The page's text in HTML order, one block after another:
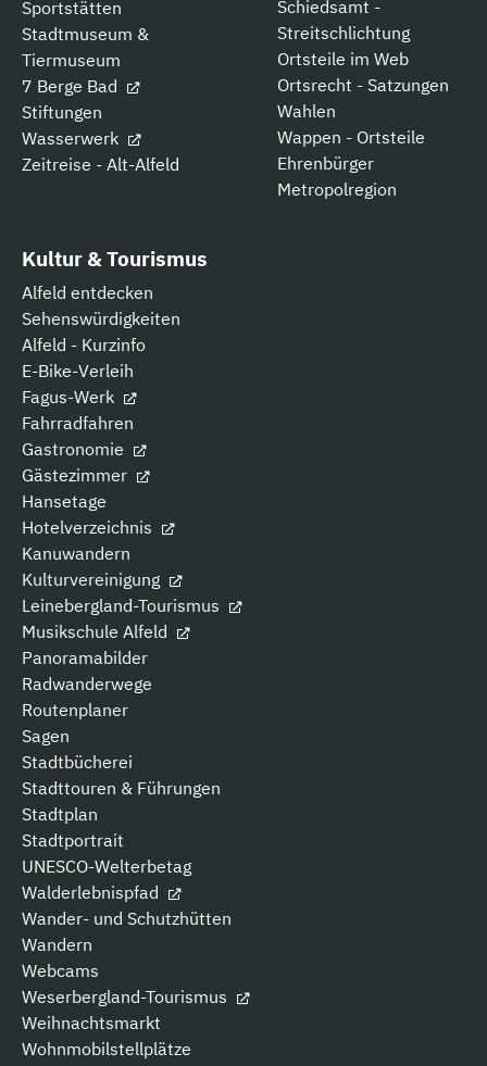
Sportstätten
Stadtmuseum &
Tiermuseum
7 Berge Bad
Stiftungen
Wasserwerk
Zeitreise - Alt-Alfeld
Schiedsamt -
Streitschlichtung
Ortsteile im Web
Ortsrecht - Satzungen
Wahlen
Wappen - Ortsteile
Ehrenbürger
Metropolregion
Kultur & Tourismus
Alfeld entdecken
Sehenswürdigkeiten
Alfeld - Kurzinfo
E-Bike-Verleih
Fagus-Werk
Fahrradfahren
Gastronomie
Gästezimmer
Hansetage
Hotelverzeichnis
Kanuwandern
Kulturvereinigung
Leinebergland-Tourismus
Musikschule Alfeld
Panoramabilder
Radwanderwege
Routenplaner
Sagen
Stadtbücherei
Stadttouren & Führungen
Stadtplan
Stadtportrait
UNESCO-Welterbetag
Walderlebnispfad
Wander- und Schutzhütten
Wandern
Webcams
Weserbergland-Tourismus
Weihnachtsmarkt
Wohnmobilstellplätze